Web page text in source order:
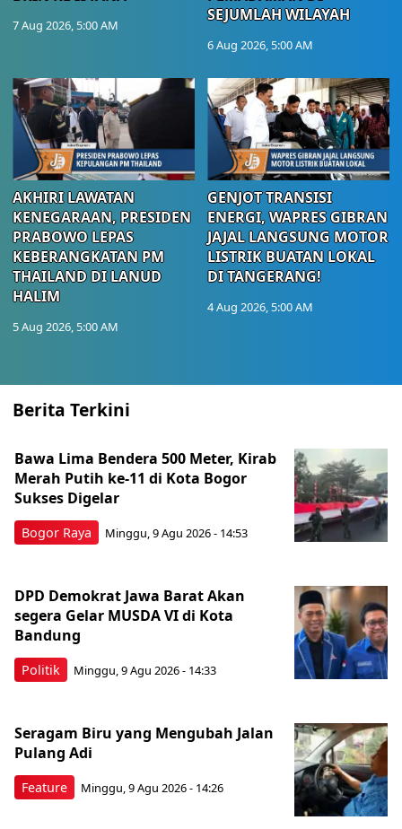
7 Aug 2026, 5:00 AM
SEJUMLAH WILAYAH
6 Aug 2026, 5:00 AM
AKHIRI LAWATAN
KENEGARAAN, PRESIDEN
PRABOWO LEPAS
KEBERANGKATAN PM
THAILAND DI LANUD
HALIM
5 Aug 2026, 5:00 AM
GENJOT TRANSISI
ENERGI, WAPRES GIBRAN
JAJAL LANGSUNG MOTOR
LISTRIK BUATAN LOKAL
DI TANGERANG!
4 Aug 2026, 5:00 AM
Berita Terkini
Bogor Raya
Bawa Lima Bendera 500 Meter, Kirab
Merah Putih ke-11 di Kota Bogor
Sukses Digelar
Minggu, 9 Agu 2026 - 14:53
Politik
DPD Demokrat Jawa Barat Akan
segera Gelar MUSDA VI di Kota
Bandung
Minggu, 9 Agu 2026 - 14:33
Feature
Seragam Biru yang Mengubah Jalan
Pulang Adi
Minggu, 9 Agu 2026 - 14:26